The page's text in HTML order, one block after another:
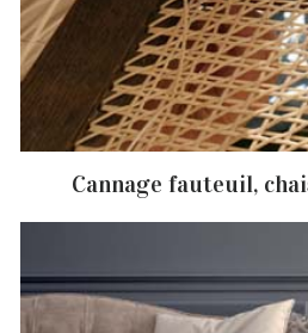
Cannage fauteuil,